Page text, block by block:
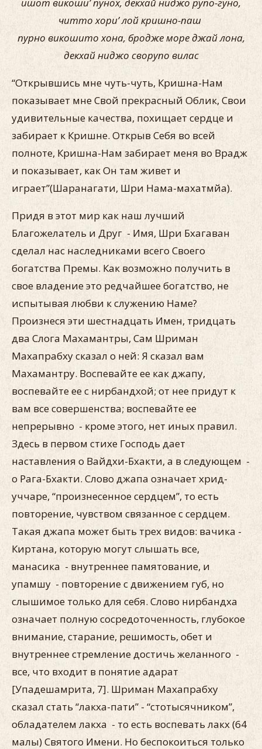
читто хори’ лой кришно-паш
пурно викошито хона, бродже море джай лона,
декхай ниджо сворупо вилас
“Открывшись мне чуть-чуть, Кришна-Нам
показывает мне Свой прекрасный Облик, Свои
удивительные качества, похищает сердце и
забирает к Кришне. Открыв Себя во всей
полноте, Кришна-Нам забирает меня во Врадж
и показывает, как Он там живет и
играет”(Шаранагати, Шри Нама-махатмйа).
Придя в этот мир как наш лучший
Благожелатель и Друг - Имя, Шри Бхагаван
сделал нас наследниками всего Своего
богатства Премы. Как возможно получить в
свое владение это редчайшее богатство, не
испытывая любви к служению Наме?
Произнеся эти шестнадцать Имен, тридцать
два Слога Махамантры, Сам Шриман
Махапрабху сказал о ней: Я сказал вам
Махамантру. Воспевайте ее как джапу,
воспевайте ее с нирбандхой; от нее придут к
вам все совершенства; воспевайте ее
непрерывно - кроме этого, нет иных правил.
Здесь в первом стихе Господь дает
наставления о Вайдхи-Бхакти, а в следующем -
о Рага-Бхакти. Слово джапа означает хрид-
уччаре, “произнесенное сердцем”, то есть
повторение, чувством связанное с сердцем.
Такая джапа может быть трех видов: вачика -
Киртана, которую могут слышать все,
манасика - внутреннее памятование, и
упамшу - повторение с движением губ, но
слышимое только для себя. Слово нирбандха
означает полную сосредоточенность, глубокое
внимание, старание, решимость, обет и
внутреннее стремление достичь желанного -
все, что входит в понятие адарат
[Упадешамрита, 7]. Шриман Махапрабху
сказал стать “лакха-пати” - “стотысячником”,
обладателем лакха - то есть воспевать лакх (64
малы) Святого Имени. Но беспокоиться только